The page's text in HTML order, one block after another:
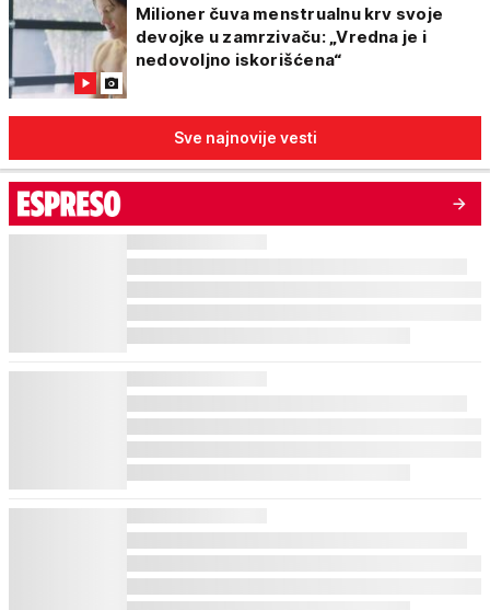
Milioner čuva menstrualnu krv svoje
devojke u zamrzivaču: „Vredna je i
nedovoljno iskorišćena“
Sve najnovije vesti